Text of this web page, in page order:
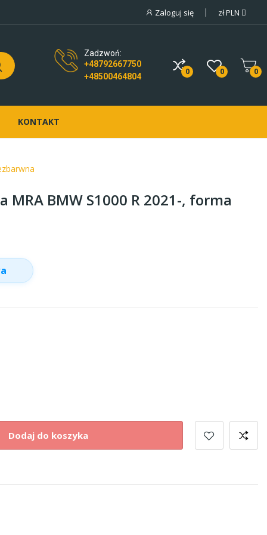
Zaloguj się złPLN
Zadzwoń:
+48792667750
+48500464804
0 0 0
KONTAKT
MRA BMW S1000 R 2021-, forma
Dodaj do koszyka